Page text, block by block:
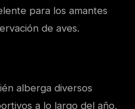
para los amantes
de aves.
alberga diversos
a lo largo del año,